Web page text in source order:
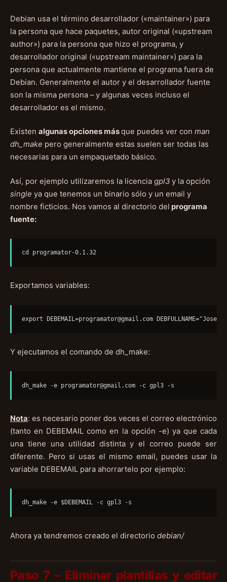
Debian usa el término desarrollador («maintainer») para
la persona que hace paquetes, autor original («upstream
author») para la persona que hizo el programa, y
desarrollador original («upstream maintainer») para la
persona que actualmente mantiene el programa fuera de
Debian. Generalmente el autor y el desarrollador fuente
son la misma persona – y algunas veces incluso el
desarrollador es el mismo.
Existen algunas opciones másque puedes ver con man
dh_make pero generalmente estas suelen ser todas las
necesarias para un empaquetado básico.
Así, por ejemplo utilizaremos la licencia gpl3 y la opción
single ya que tenemos un binario sólo y un email y
nombre ficticios. Nos vamos al directorio del programa
fuente:
cd programator-0.1.32
Exportamos variables:
export DEBEMAIL=programator@gmail.com DEBFULLNAME="Jose
Y ejecutamos el comando de dh_make:
dh_make -e programator@gmail.com -c gpl3 -s
Nota: es necesario poner dos veces el correo electrónico
(tanto en DEBEMAIL como en la opción -e) ya que cada
una tiene una utilidad distinta y el correo puede ser
diferente. Pero si usas el mismo email, puedes usar la
variable DEBEMAIL para ahorrartelo por ejemplo:
dh_make -e $DEBEMAIL -c gpl3 -s
Ahora ya tendremos creado el directorio debian/
Paso 7 – Eliminar plantillas y editar